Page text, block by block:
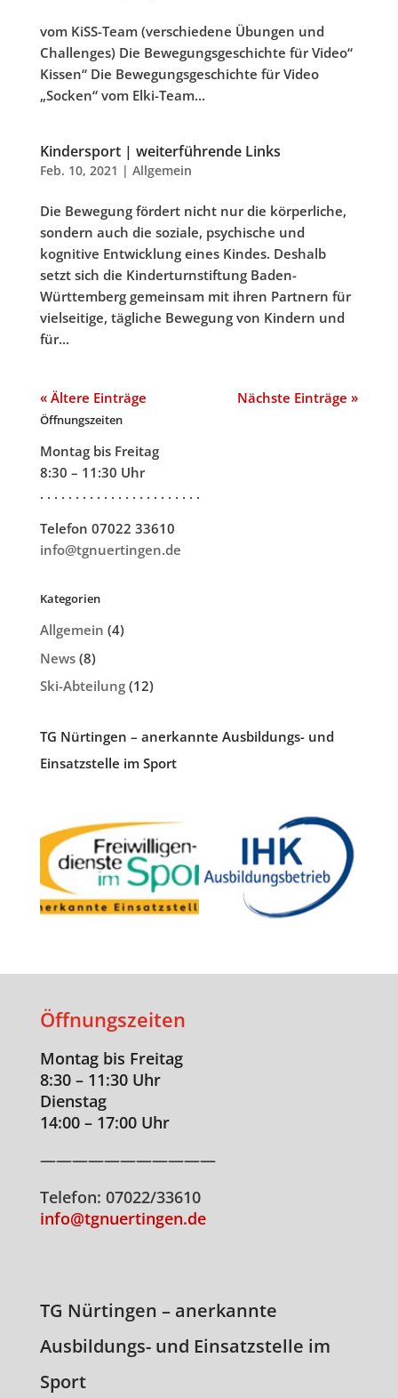
vom KiSS-Team (verschiedene Übungen und
Challenges) Die Bewegungsgeschichte für Video“
Kissen“ Die Bewegungsgeschichte für Video
„Socken“ vom Elki-Team...
Kindersport | weiterführende Links
Feb. 10, 2021 | Allgemein
Die Bewegung fördert nicht nur die körperliche,
sondern auch die soziale, psychische und
kognitive Entwicklung eines Kindes. Deshalb
setzt sich die Kinderturnstiftung Baden-
Württemberg gemeinsam mit ihren Partnern für
vielseitige, tägliche Bewegung von Kindern und
für...
« Ältere Einträge Nächste Einträge »
Öffnungszeiten
Montag bis Freitag
8:30 – 11:30 Uhr
. . . . . . . . . . . . . . . . . . . . . . .
Telefon 07022 33610
info@tgnuertingen.de
Kategorien
Allgemein (4)
News(8)
Ski-Abteilung(12)
TG Nürtingen – anerkannte Ausbildungs- und
Einsatzstelle im Sport
Öffnungszeiten
Montag bis Freitag
8:30 – 11:30 Uhr
Dienstag
14:00 – 17:00 Uhr
———————————
Telefon: 07022/33610
info@tgnuertingen.de
TG Nürtingen – anerkannte
Ausbildungs- und Einsatzstelle im
Sport